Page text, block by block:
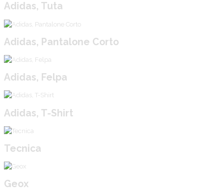
Adidas, Tuta
Adidas, Pantalone Corto
Adidas, Felpa
Adidas, T-Shirt
Tecnica
Geox